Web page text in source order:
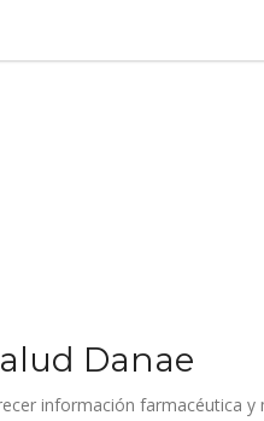
Danae
información farmacéutica y